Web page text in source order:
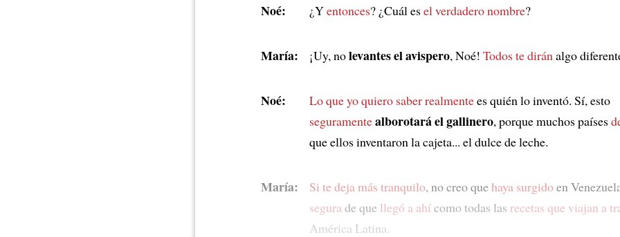
Noé: ¿Yentonces? ¿Cuál esel verdadero nombre?
María: ¡Uy, nolevantes el avispero, Noé! Todos te dirán algo
Noé: Lo que yo quiero saber realmentees quién lo inventó. Sí, esto
seguramentealborotará el gallinero, porque muchos países
que ellos inventaron la cajeta... el dulce de leche.
María: Si te deja más tranquilo, no creo quehaya surgidoen
segura de que llegó a ahícomo todas las recetas que viajan a
América Latina.